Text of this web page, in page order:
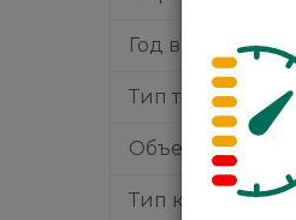
Год выпуска
Тип топлива
Объем
Тип кузова